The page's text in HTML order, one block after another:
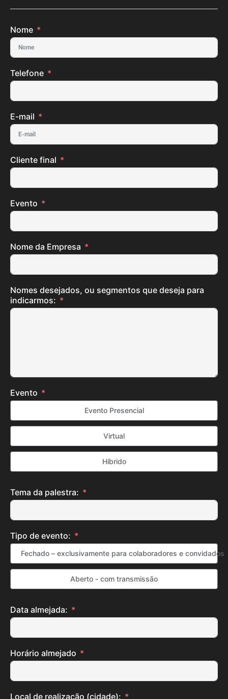
Nome
Telefone
E-mail
Cliente final
Evento
Nome da Empresa
Nomes desejados, ou segmentos que deseja para
indicarmos:
Evento
Evento Presencial
Virtual
Híbrido
Tema da palestra:
Tipo de evento:
Fechado – exclusivamente para colaboradores e convidados
Aberto - com transmissão
Data almejada:
Horário almejado
Local de realização (cidade):